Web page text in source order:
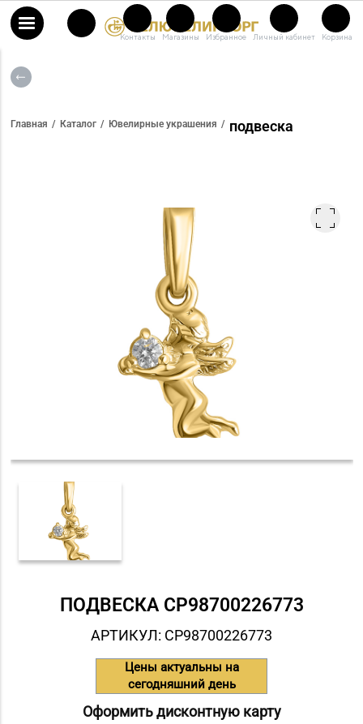
Контакты Магазины Избранное Личный кабинет Корзина
Главная Каталог Ювелирные украшения подвеска
ПОДВЕСКА СP98700226773
АРТИКУЛ: СP98700226773
Цены актуальны на
сегодняшний день
Оформить дисконтную карту